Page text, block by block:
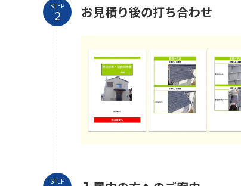
STEP お見積り後の打ち合わせ
STEP